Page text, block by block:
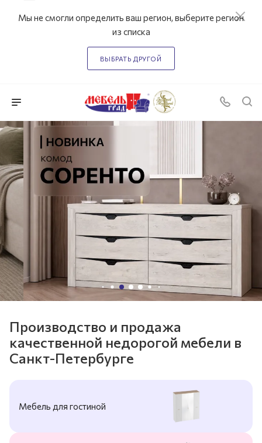
Мы не смогли определить ваш регион, выберите регион
из списка
ВЫБРАТЬ ДРУГОЙ
Производство и продажа
качественной недорогой мебели в
Санкт-Петербурге
Мебель для гостиной